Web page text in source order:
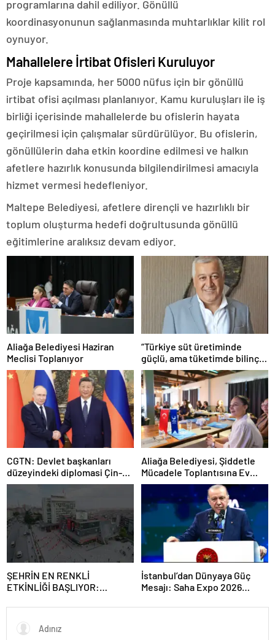
programlarına dahil ediliyor. Gönüllü
koordinasyonunun sağlanmasında muhtarlıklar kilit rol
oynuyor.
Mahallelere İrtibat Ofisleri Kuruluyor
Proje kapsamında, her 5000 nüfus için bir gönüllü
irtibat ofisi açılması planlanıyor. Kamu kuruluşları ile iş
birliği içerisinde mahallelerde bu ofislerin hayata
geçirilmesi için çalışmalar sürdürülüyor. Bu ofislerin,
gönüllülerin daha etkin koordine edilmesi ve halkın
afetlere hazırlık konusunda bilgilendirilmesi amacıyla
hizmet vermesi hedefleniyor.
Maltepe Belediyesi, afetlere dirençli ve hazırlıklı bir
toplum oluşturma hedefi doğrultusunda gönüllü
eğitimlerine aralıksız devam ediyor.
Aliağa Belediyesi Haziran
Meclisi Toplanıyor
“Türkiye süt üretiminde
güçlü, ama tüketimde bilinç
şart”
CGTN: Devlet başkanları
düzeyindeki diplomasi Çin-
Rusya arasındaki büyüyen
ortaklığı güçlendiriyor
Aliağa Belediyesi, Şiddetle
Mücadele Toplantısına Ev
Sahipliği Yaptı
ŞEHRİN EN RENKLİ
ETKİNLİĞİ BAŞLIYOR:
FESTİVALİ” HEYECANI
GAZİOSMANPAŞA’DA
YAŞANACAK
İstanbul’dan Dünyaya Güç
Mesajı: Saha Expo 2026